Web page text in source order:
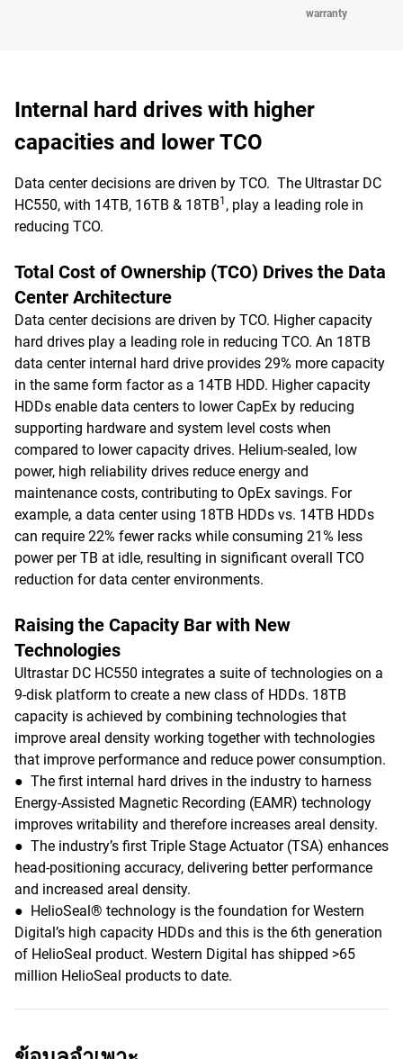
warranty
Internal hard drives with higher
capacities and lower TCO
Data center decisions are driven by TCO. The Ultrastar DC
HC550, with 14TB, 16TB & 18TB1 , play a leading role in
reducing TCO.
Total Cost of Ownership (TCO) Drives the Data
Center Architecture
Data center decisions are driven by TCO. Higher capacity
hard drives play a leading role in reducing TCO. An 18TB
data center internal hard drive provides 29% more capacity
in the same form factor as a 14TB HDD. Higher capacity
HDDs enable data centers to lower CapEx by reducing
supporting hardware and system level costs when
compared to lower capacity drives. Helium-sealed, low
power, high reliability drives reduce energy and
maintenance costs, contributing to OpEx savings. For
example, a data center using 18TB HDDs vs. 14TB HDDs
can require 22% fewer racks while consuming 21% less
power per TB at idle, resulting in significant overall TCO
reduction for data center environments.
Raising the Capacity Bar with New
Technologies
Ultrastar DC HC550 integrates a suite of technologies on a
9-disk platform to create a new class of HDDs. 18TB
capacity is achieved by combining technologies that
improve areal density working together with technologies
that improve performance and reduce power consumption.
● The first internal hard drives in the industry to harness
Energy-Assisted Magnetic Recording (EAMR) technology
improves writability and therefore increases areal density.
● The industry’s first Triple Stage Actuator (TSA) enhances
head-positioning accuracy, delivering better performance
and increased areal density.
● HelioSeal® technology is the foundation for Western
Digital’s high capacity HDDs and this is the 6th generation
of HelioSeal product. Western Digital has shipped >65
million HelioSeal products to date.